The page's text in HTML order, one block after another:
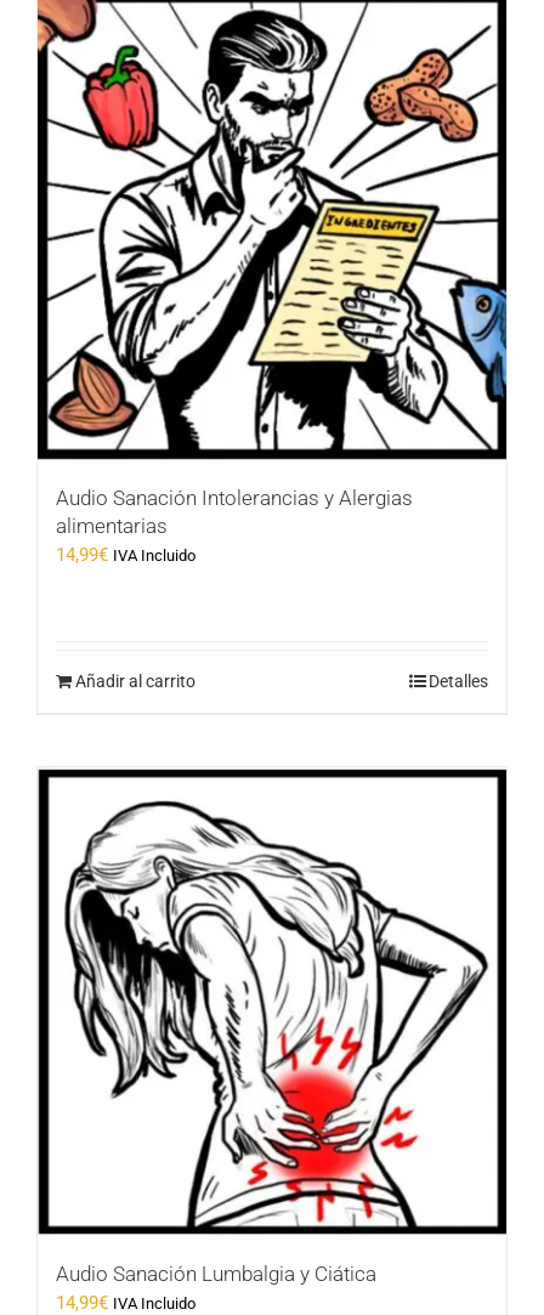
Audio Sanación Intolerancias y Alergias
alimentarias
14,99€ IVA Incluido
Añadir al carrito Detalles
Audio Sanación Lumbalgia y Ciática
14,99€ IVA Incluido